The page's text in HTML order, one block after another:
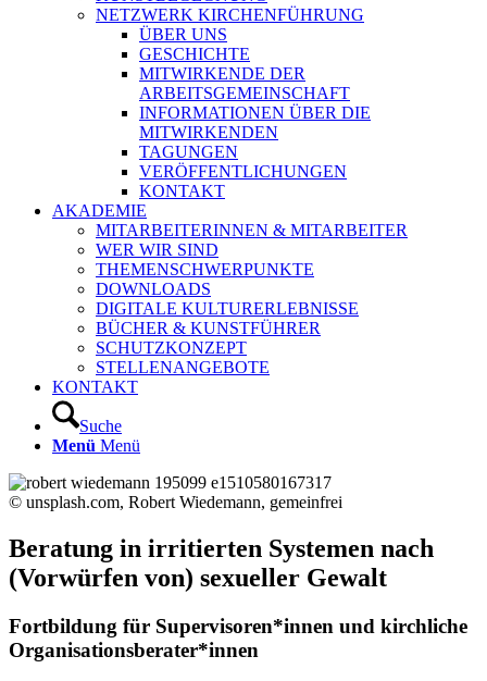
NETZWERK KIRCHENFÜHRUNG
ÜBER UNS
GESCHICHTE
MITWIRKENDE DER
ARBEITSGEMEINSCHAFT
INFORMATIONEN ÜBER DIE
MITWIRKENDEN
TAGUNGEN
VERÖFFENTLICHUNGEN
KONTAKT
AKADEMIE
MITARBEITERINNEN & MITARBEITER
WER WIR SIND
THEMENSCHWERPUNKTE
DOWNLOADS
DIGITALE KULTURERLEBNISSE
BÜCHER & KUNSTFÜHRER
SCHUTZKONZEPT
STELLENANGEBOTE
KONTAKT
Suche
Menü Menü
© unsplash.com, Robert Wiedemann, gemeinfrei
Beratung in irritierten Systemen nach
(Vorwürfen von) sexueller Gewalt
Fortbildung für Supervisoren*innen und kirchliche
Organisationsberater*innen